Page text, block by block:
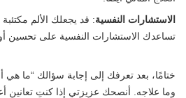
الاستشارات النفسية: قد يجعلك الألم مكتئبة
تساعدك الاستشارات النفسية على تحسين
ختامًا، بعد تعرفك إلى إجابة سؤالك “ما هي
وما علاجه. أنصحك عزيزتي إذا كنتِ